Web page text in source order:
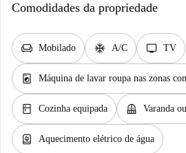
Comodidades da propriedade
chair Mobilado ac_unit A/C tv TV
local_laundry_service Máquina de lavar roupa nas zonas
kitchen Cozinha equipada balcony Varanda
water_heater Aquecimento elétrico de água